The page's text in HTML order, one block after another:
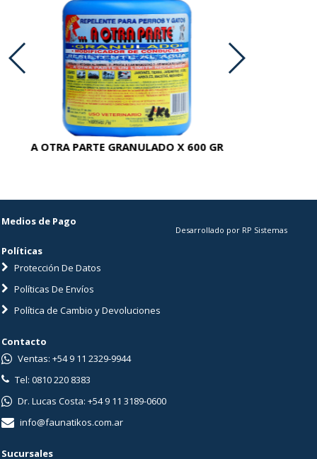
A OTRA PARTE GRANULADO X 600 GR
Medios de Pago
Políticas
Protección De Datos
Políticas De Envíos
Política de Cambio y Devoluciones
Desarrollado por RP Sistemas
Contacto
Ventas: +54 9 11 2329-9944
Tel: 0810 220 8383
Dr. Lucas Costa: +54 9 11 3189-0600
info@faunatikos.com.ar
Sucursales